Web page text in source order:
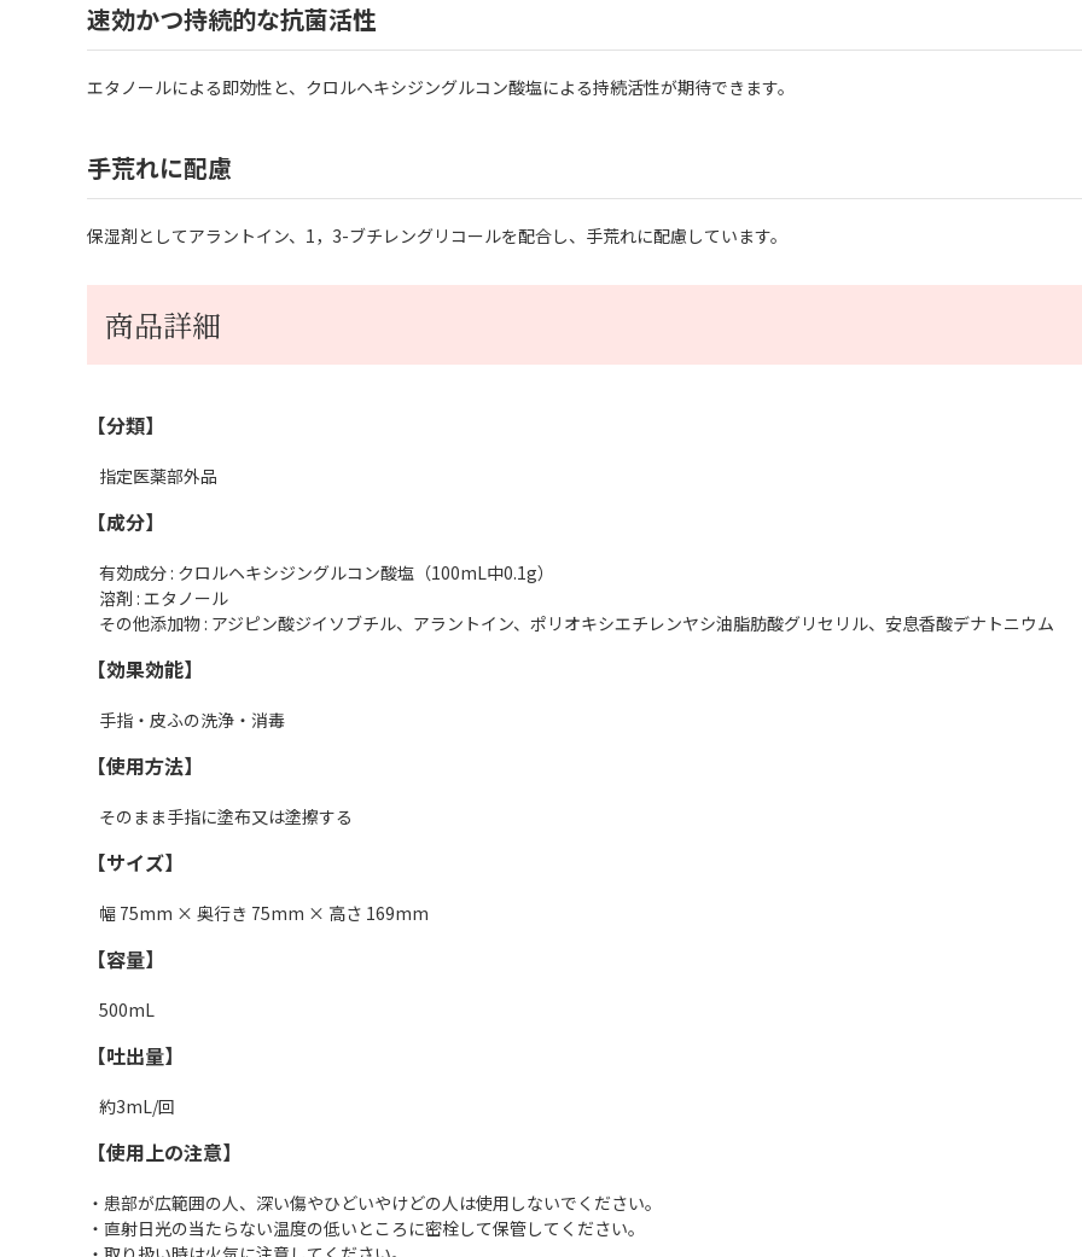
速効かつ持続的な抗菌活性
エタノールによる即効性と、クロルヘキシジングルコン酸塩による持続活性が期待できます。
手荒れに配慮
保湿剤としてアラントイン、1，3-ブチレングリコールを配合し、手荒れに配慮しています。
商品詳細
【分類】
指定医薬部外品
【成分】
有効成分 : クロルヘキシジングルコン酸塩（100mL中0.1g）
溶剤 : エタノール
その他添加物 : アジピン酸ジイソブチル、アラントイン、ポリオキシエチレンヤシ油脂肪酸グリセリル、安息香酸デナトニウム
【効果効能】
手指・皮ふの洗浄・消毒
【使用方法】
そのまま手指に塗布又は塗擦する
【サイズ】
幅 75mm × 奥行き 75mm × 高さ 169mm
【容量】
500mL
【吐出量】
約3mL/回
【使用上の注意】
・患部が広範囲の人、深い傷やひどいやけどの人は使用しないでください。
・直射日光の当たらない温度の低いところに密栓して保管してください。